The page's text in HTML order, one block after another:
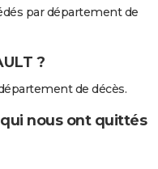
par département de
?
de décès.
qui nous ont quittés